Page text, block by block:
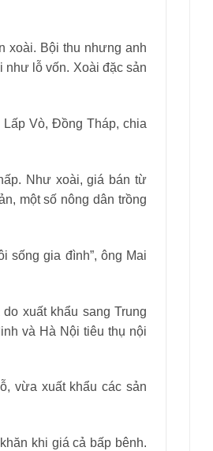
xoài. Bội thu nhưng anh
như lỗ vốn. Xoài đặc sản
Lấp Vò, Đồng Tháp, chia
Như xoài, giá bán từ
một số nông dân trồng
sống gia đình”, ông Mai
xuất khẩu sang Trung
và Hà Nội tiêu thụ nội
vừa xuất khẩu các sản
khi giá cả bấp bênh.